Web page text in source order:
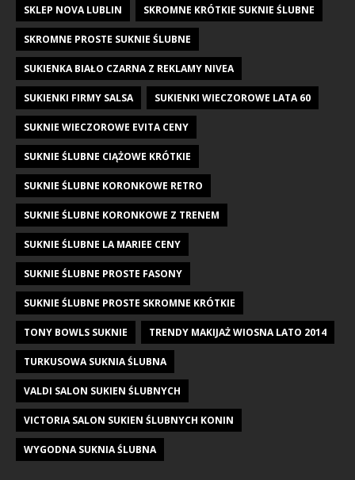
SKLEP NOVA LUBLIN SKROMNE KRÓTKIE SUKNIE ŚLUBNE
SKROMNE PROSTE SUKNIE ŚLUBNE
SUKIENKA BIAŁO CZARNA Z REKLAMY NIVEA
SUKIENKI FIRMY SALSA SUKIENKI WIECZOROWE LATA 60
SUKNIE WIECZOROWE EVITA CENY
SUKNIE ŚLUBNE CIĄŻOWE KRÓTKIE
SUKNIE ŚLUBNE KORONKOWE RETRO
SUKNIE ŚLUBNE KORONKOWE Z TRENEM
SUKNIE ŚLUBNE LA MARIEE CENY
SUKNIE ŚLUBNE PROSTE FASONY
SUKNIE ŚLUBNE PROSTE SKROMNE KRÓTKIE
TONY BOWLS SUKNIE TRENDY MAKIJAŻ WIOSNA LATO 2014
TURKUSOWA SUKNIA ŚLUBNA
VALDI SALON SUKIEN ŚLUBNYCH
VICTORIA SALON SUKIEN ŚLUBNYCH KONIN
WYGODNA SUKNIA ŚLUBNA